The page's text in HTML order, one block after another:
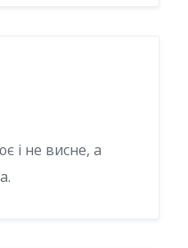
і не висне, а